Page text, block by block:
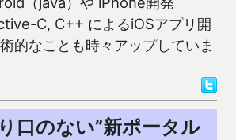
C, C++ によるiOSアプリ開
的なことも時々アップしていま
口のない”新ポータル